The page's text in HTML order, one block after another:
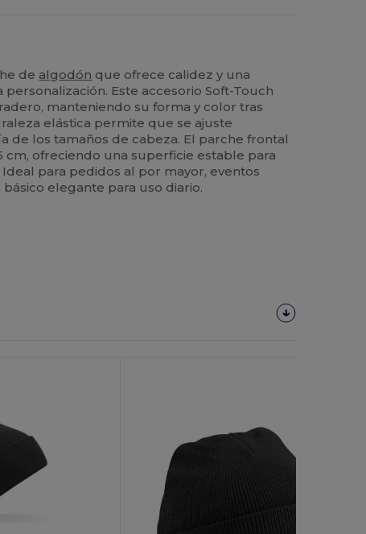
de algodón que ofrece calidez y una
Este accesorio Soft-Touch
manteniendo su forma y color tras
elástica permite que se ajuste
de los tamaños de cabeza. El parche frontal
cm, ofreciendo una superficie estable para
Ideal para pedidos al por mayor, eventos
elegante para uso diario.